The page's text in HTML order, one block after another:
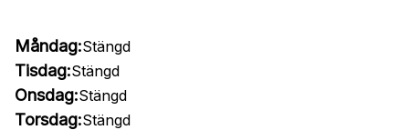
Måndag:Stängd
Tisdag:Stängd
Onsdag:Stängd
Torsdag:Stängd